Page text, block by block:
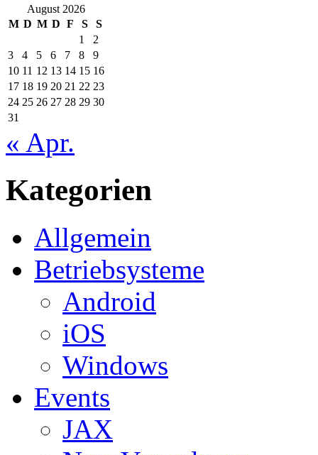
August 2026
M D M D F S
S
1
2
3
4 5 6 7 8
9
10 11 12 13 14 15 16
17 18 19 20 21 22 23
24 25 26 27 28 29 30
31
« Apr.
Kategorien
Allgemein
Betriebsysteme
Android
iOS
Windows
Events
JAX